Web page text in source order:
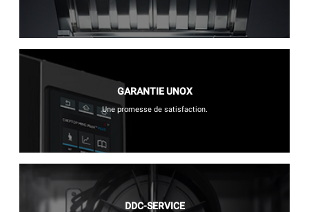
GARANTIE UNOX
Une promesse de satisfaction.
DDC-SERVICE